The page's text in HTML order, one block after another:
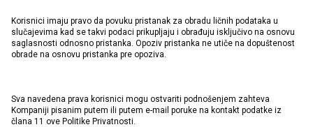
Korisnici imaju pravo da povuku pristanak za obradu ličnih podataka u
slučajevima kad se takvi podaci prikupljaju i obrađuju isključivo na osnovu
saglasnosti odnosno pristanka. Opoziv pristanka ne utiče na dopuštenost
obrade na osnovu pristanka pre opoziva.
Sva navedena prava korisnici mogu ostvariti podnošenjem zahteva
Kompaniji pisanim putem ili putem e-mail poruke na kontakt podatke iz
člana 11 ove Politike Privatnosti.